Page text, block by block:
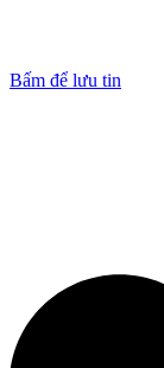
Bấm để lưu tin